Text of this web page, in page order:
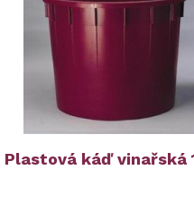
Plastová káď vinařská